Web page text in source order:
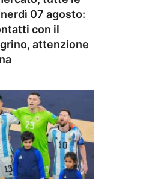
07 agosto:
con il
attenzione